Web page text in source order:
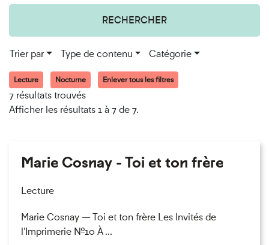
RECHERCHER
Trier par Type de contenu Catégorie
Lecture Nocturne Enlever tous les filtres
7 résultats trouvés
Afficher les résultats 1 à 7 de 7.
Marie Cosnay - Toi et ton frère
Lecture
Marie Cosnay — Toi et ton frère Les Invités de
l'Imprimerie n°10 À ...